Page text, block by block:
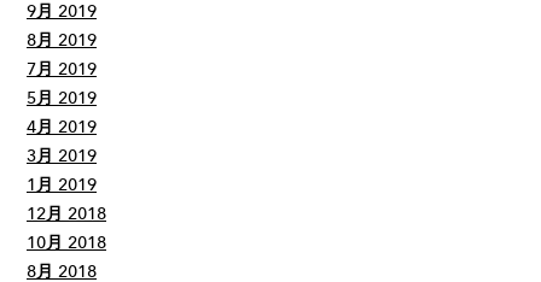
9月 2019
8月 2019
7月 2019
5月 2019
4月 2019
3月 2019
1月 2019
12月 2018
10月 2018
8月 2018